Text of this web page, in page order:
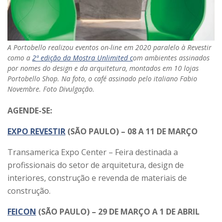
A Portobello realizou eventos on-line em 2020 paralelo à Revestir
como a 2ª edição da Mostra Unlimited com ambientes assinados
por nomes do design e da arquitetura, montados em 10 lojas
Portobello Shop. Na foto, o café assinado pelo italiano Fabio
Novembre. Foto Divulgação.
AGENDE-SE:
EXPO REVESTIR (SÃO PAULO) – 08 A 11 DE MARÇO
Transamerica Expo Center – Feira destinada a
profissionais do setor de arquitetura, design de
interiores, construção e revenda de materiais de
construção.
FEICON (SÃO PAULO) – 29 DE MARÇO A 1 DE ABRIL